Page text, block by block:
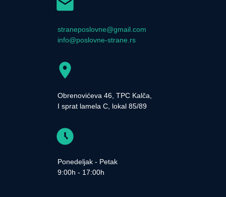
straneposlovne@gmail.com
info@poslovne-strane.rs
Obrenovićeva 46, TPC Kalča,
I sprat lamela C, lokal 85/89
Ponedeljak - Petak
9:00h - 17:00h